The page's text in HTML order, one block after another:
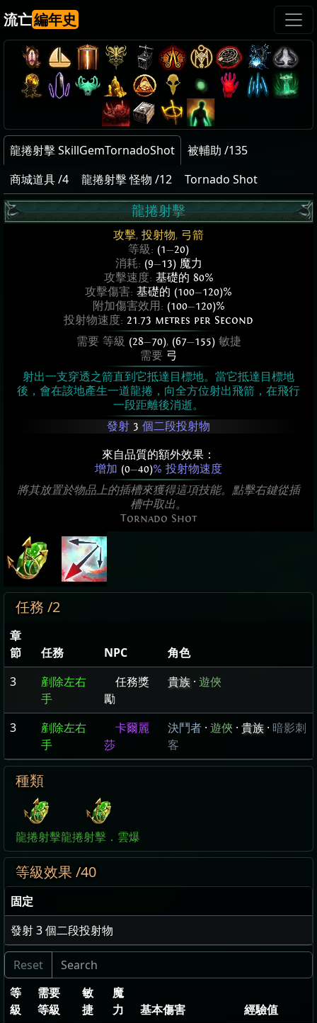
流亡編年史
龍捲射擊 SkillGemTornadoShot
被輔助 /135
商城道具 /4
龍捲射擊 怪物 /12 Tornado Shot
龍捲射擊
攻擊, 投射物, 弓箭
等級: (1—20)
消耗: (9—13) 魔力
攻擊速度: 基礎的 80%
攻擊傷害: 基礎的 (100—120)%
附加傷害效用: (100—120)%
投射物速度: 21.73 metres per Second
需要 等級 (28—70), (67—155)敏捷
需要 弓
射出一支穿透之箭直到它抵達目標地。當它抵達目標地
後，會在該地產生一道龍捲，向全方位射出飛箭，在飛行
一段距離後消逝。
發射 3 個二段投射物
來自品質的額外效果：
增加 (0—40)% 投射物速度
將其放置於物品上的插槽來獲得這項技能。點擊右鍵從插
槽中取出。
Tornado Shot
任務 /2
章
節
任務 NPC
角色
3
剷除左右
手
任務獎
勵
貴族 · 遊俠
3
剷除左右
手
卡爾麗
莎
決鬥者 · 遊俠 · 貴族 · 暗影刺
客
種類
龍捲射擊龍捲射擊．雲爆
等級效果 /40
固定
發射3個二段投射物
等
級
需要
等級
敏
捷
魔
力
基本傷害
經驗值